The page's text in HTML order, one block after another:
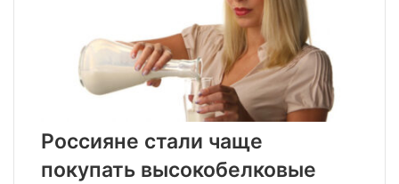
Россияне стали чаще
покупать высокобелковые